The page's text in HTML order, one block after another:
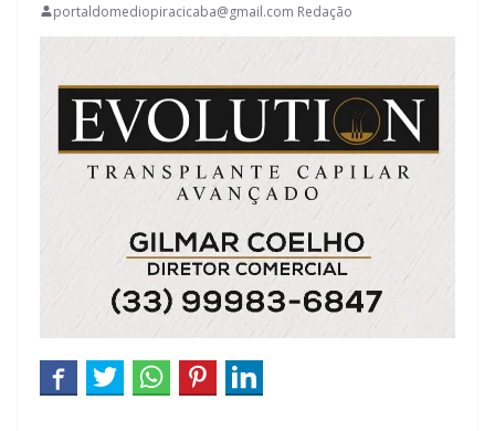
portaldomediopiracicaba@gmail.com Redação